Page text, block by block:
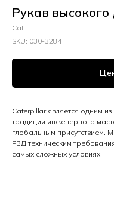
Рукав
Cat
SKU: 030-3284
Caterpillar является одним
традиции инженерного
глобальным присутствием.
РВД техническим
самых сложных условиях.